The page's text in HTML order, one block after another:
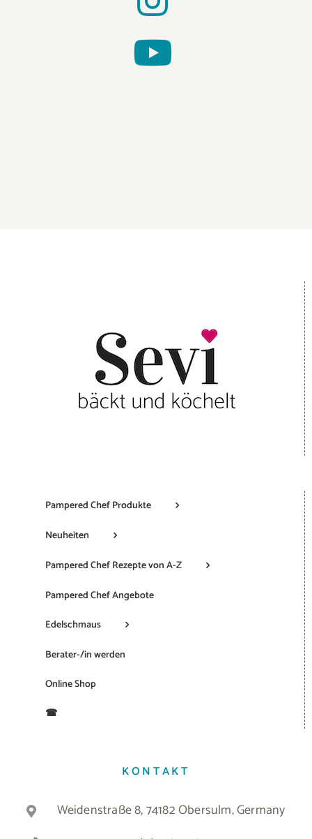
Pampered Chef Produkte
Neuheiten
Pampered Chef Rezepte von A-Z
Pampered Chef Angebote
Edelschmaus
Berater-/in werden
Online Shop
☎
KONTAKT
Weidenstraße 8, 74182 Obersulm, Germany